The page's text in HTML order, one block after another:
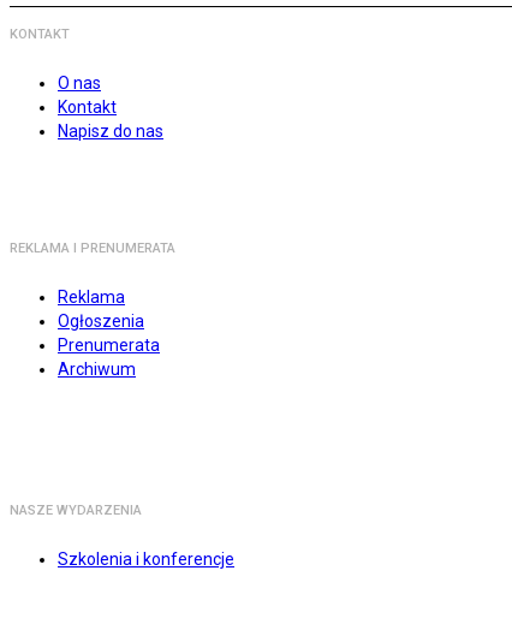
KONTAKT
O nas
Kontakt
Napisz do nas
REKLAMA I PRENUMERATA
Reklama
Ogłoszenia
Prenumerata
Archiwum
NASZE WYDARZENIA
Szkolenia i konferencje